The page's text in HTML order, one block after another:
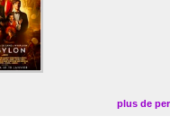
plus de